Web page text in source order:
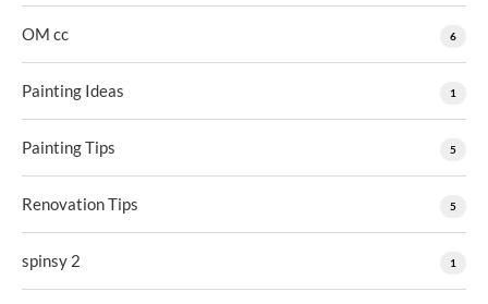
OM cc 6
Painting Ideas 1
Painting Tips 5
Renovation Tips 5
spinsy 2 1